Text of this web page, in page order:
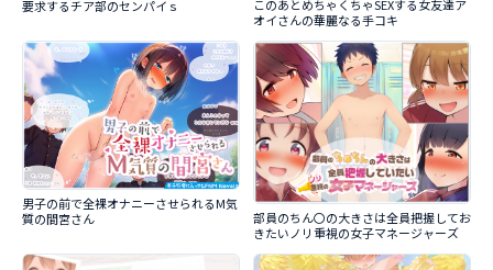
要求するチア部のセンパイｓ
このあとめちゃくちゃSEXする女友達ア
オイさんの華麗なる手コキ
男子の前で全裸オナニーさせられるM気
質の間宮さん
部員のちん〇の大きさは全員把握してお
きたいノリ重視の女子マネージャーズ